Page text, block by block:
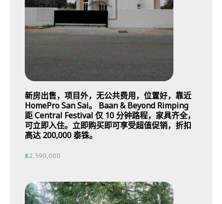
新房出售，项目外，无公共费用，位置好，靠近
HomePro San Sai。 Baan & Beyond Rimping
距 Central Festival 仅 10 分钟路程，家具齐全，
可立即入住。立即购买即可享受超值促销，折扣
高达 200,000 泰铢。
฿2,590,000